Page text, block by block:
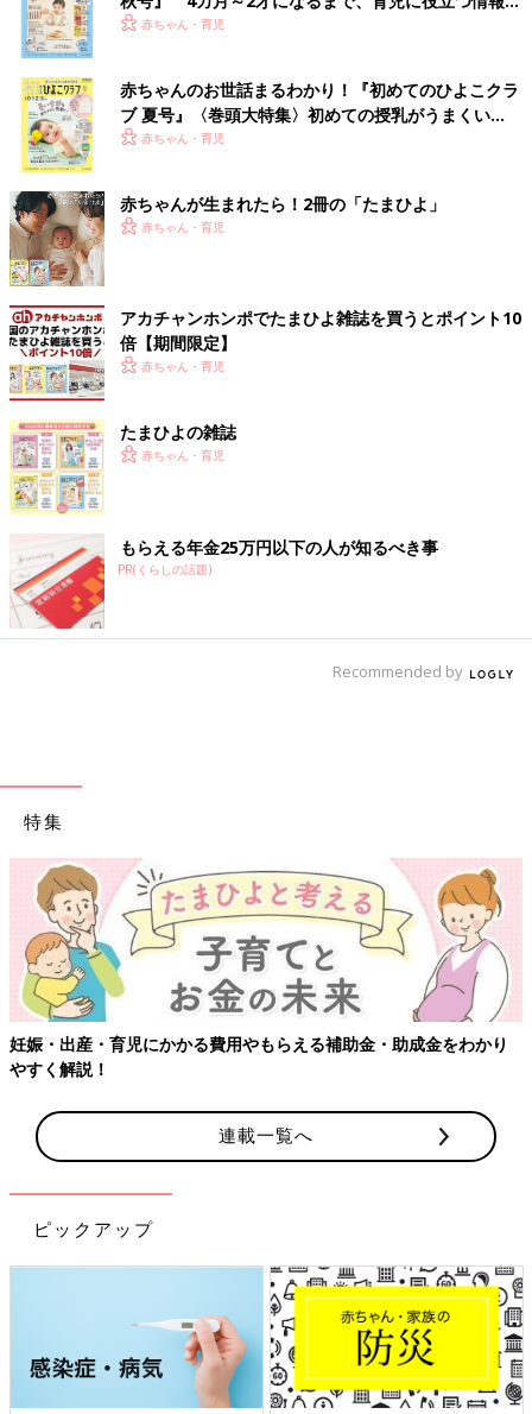
いっぱい！
赤ちゃん・育児
赤ちゃんのお世話まるわかり！『初めてのひよこクラ
ブ 夏号』〈巻頭大特集〉初めての授乳がうまくい
く！ おっぱい・ミルクの基本と夏のトラブル 解決テ
赤ちゃん・育児
赤ちゃんが生まれたら！2冊の「たまひよ」
赤ちゃん・育児
アカチャンホンポでたまひよ雑誌を買うとポイント10
倍【期間限定】
赤ちゃん・育児
たまひよの雑誌
赤ちゃん・育児
もらえる年金25万円以下の人が知るべき事
PR(くらしの話題)
Recommended by
特集
妊娠・出産・育児にかかる費用やもらえる補助金・助成金をわかり
やすく解説！
連載一覧へ
ピックアップ